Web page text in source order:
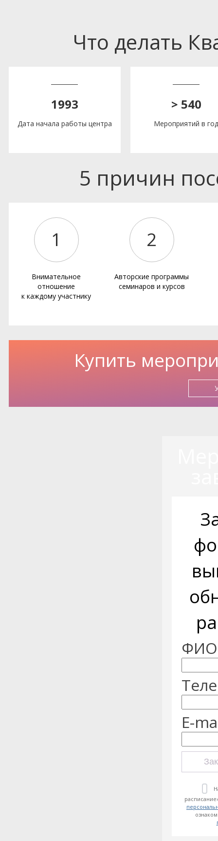
Что делать
1993
Дата начала работы центра
> 540
Мероприятий в год
5 причин
1
Внимательное
отношение
к каждому участнику
2
Авторские программы
семинаров и курсов
Купить
E-